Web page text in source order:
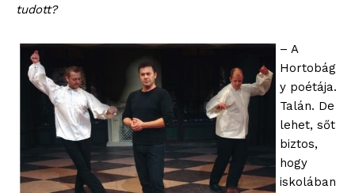
tudott?
– A
Hortobág
y poétája.
Talán. De
lehet, sőt
biztos,
hogy
iskolában